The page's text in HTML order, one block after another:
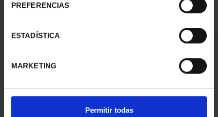
PREFERENCIAS
ESTADÍSTICA
MARKETING
Permitir todas
REFINAR